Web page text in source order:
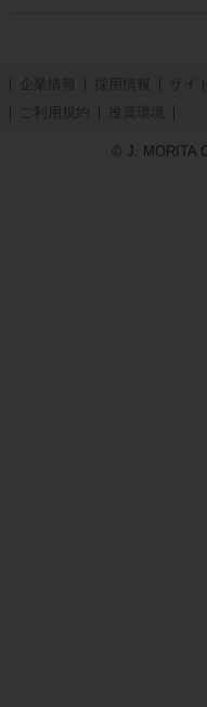
企業情報 採用情報 サイ
ご利用規約
推奨環境
© J. MORITA